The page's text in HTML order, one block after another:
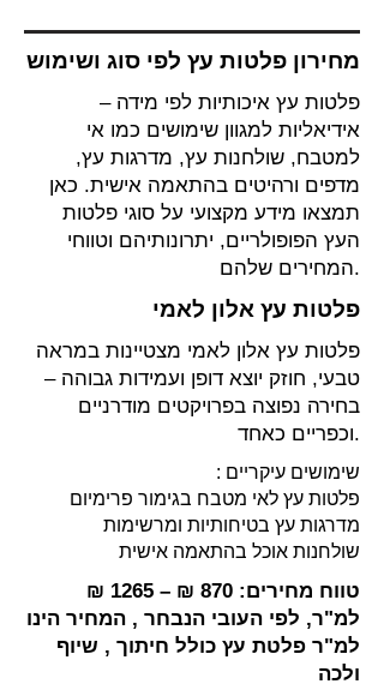
מחירון פלטות עץ לפי סוג ושימוש
פלטות עץ איכותיות לפי מידה –
אידיאליות למגוון שימושים כמו אי
למטבח, שולחנות עץ, מדרגות עץ,
מדפים ורהיטים בהתאמה אישית. כאן
תמצאו מידע מקצועי על סוגי פלטות
העץ הפופולריים, יתרונותיהם וטווחי
המחירים שלהם.
פלטות עץ אלון לאמי
פלטות עץ אלון לאמי מצטיינות במראה
טבעי, חוזק יוצא דופן ועמידות גבוהה –
בחירה נפוצה בפרויקטים מודרניים
וכפריים כאחד.
שימושים עיקריים :
פלטות עץ לאי מטבח בגימור פרימיום
מדרגות עץ בטיחותיות ומרשימות
שולחנות אוכל בהתאמה אישית
טווח מחירים: 870 ₪ – 1265 ₪
למ"ר, לפי העובי הנבחר , המחיר הינו
למ"ר פלטת עץ כולל חיתוך , שיוף
ולכה